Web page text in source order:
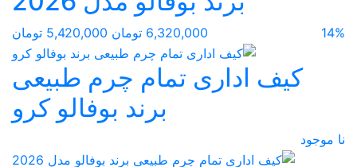
14% 6,320,000 تومان 5,420,000 تومان
کیف اداری تمام چرم طبیعی
برند بوفالو کرو
نا موجود